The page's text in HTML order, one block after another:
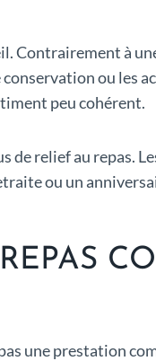
Contrairement à
ou les
peu cohérent.
de relief au repas.
ou un
une prestation